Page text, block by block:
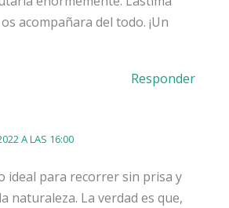
acompañara del todo. ¡Un
Responder
A LAS 16:00
ideal para recorrer sin prisa y
naturaleza. La verdad es que,